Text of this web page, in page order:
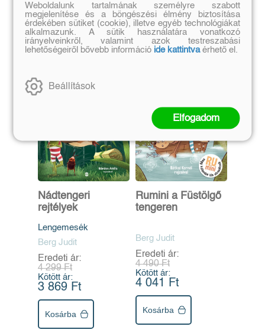
Szerző további művei
Nádtengeri
rejtélyek
Lengemesék
Berg Judit
Eredeti ár:
4 299 Ft
Kötött ár:
3 869 Ft
Kosárba
Rumini a Füstölgő
tengeren
Berg Judit
Eredeti ár:
4 490 Ft
Kötött ár:
4 041 Ft
Kosárba
Weboldalunk tartalmának személyre szabott
megjelenítése és a böngészési élmény biztosítása
érdekében sütiket (cookie), illetve egyéb technológiákat
alkalmazunk. A sütik használatára vonatkozó
irányelveinkről, valamint azok testreszabási
lehetőségeiről bővebb információ ide kattintvaérhető el.
Beállítások
Elfogadom